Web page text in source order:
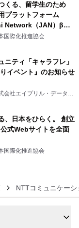
くる、留学生のため
プラットフォーム
Network（JAN）β版
国際化推進協会
ニティ「キャラフレ」
りイベント』のお知らせ
会社エイプリル・データ・
、日本をひらく。 創立
式Webサイトを全面
国際化推進協会
NTTコミュニケー